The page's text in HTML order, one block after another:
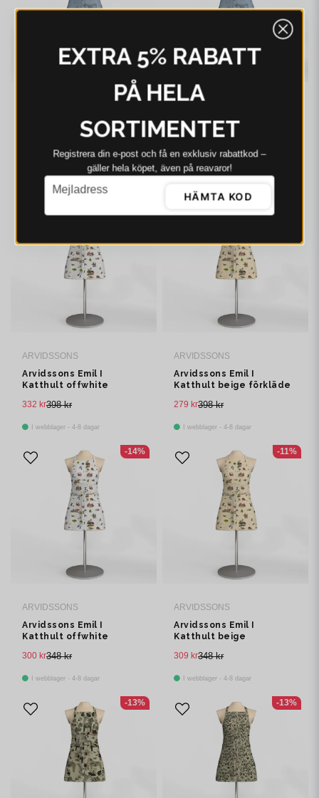
Arvidssons Villa
Villekulla blå förkläde
398 kr
I webblager - 4-8 dagar
Arvidssons Villa
Villekulla blå
348 kr
309 kr
I webblager - 4-8 dagar
ARVIDSSONS
Arvidssons Emil I
Katthult offwhite
398 kr
332 kr
I webblager - 4-8 dagar
ARVIDSSONS
Arvidssons Emil I
Katthult beige förkläde
398 kr
279 kr
I webblager - 4-8 dagar
ARVIDSSONS
Arvidssons Emil I
Katthult offwhite
348 kr
300 kr
I webblager - 4-8 dagar
-14%
ARVIDSSONS
Arvidssons Emil I
Katthult beige
348 kr
309 kr
I webblager - 4-8 dagar
-11%
-13% -13%
EXTRA 5% RABATT
PÅ HELA
SORTIMENTET
Registrera din e‑post och få en exklusiv rabattkod –
gäller hela köpet, även på reavaror!
email
Mejladress
HÄMTA KOD